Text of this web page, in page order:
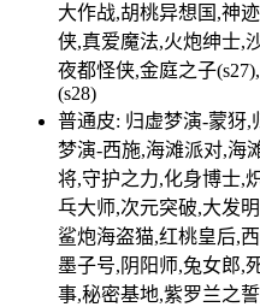
大作战,胡桃异想国,神
侠,真爱魔法,火炮绅士,
夜都怪侠,金庭之子
(s28)
普通皮: 归虚梦演-蒙犽,
梦演-西施,海滩派对,海
将,守护之力,化身博士,
乓大师,次元突破,大发
鲨炮海盗猫,红桃皇后,
墨子号,阴阳师,兔女郎,
事,秘密基地,紫罗兰之